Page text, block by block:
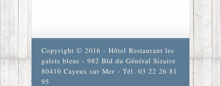
Copyright © 2016 - Hôtel Restaurant les
galets bleus - 982 Bld du Général Sizaire
80410 Cayeux sur Mer - Tél. 03 22 26 81
95